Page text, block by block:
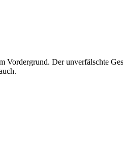
Der unverfälschte